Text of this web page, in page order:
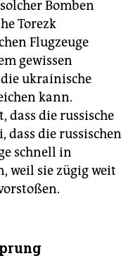
Bomben
Torezk
Flugzeuge
gewissen
ukrainische
kann.
dass die russische
dass die russischen
schnell in
weil sie zügig weit